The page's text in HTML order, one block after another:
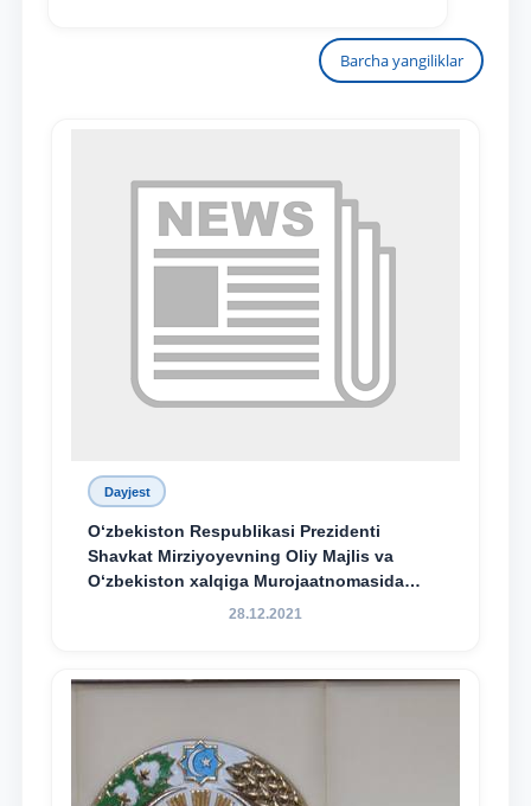
Barcha yangiliklar
Dayjest
O‘zbekiston Respublikasi Prezidenti
Shavkat Mirziyoyevning Oliy Majlis va
O‘zbekiston xalqiga Murojaatnomasida
belgilangan vazifalar mazmun-mohiyatini
dayjesti
28.12.2021